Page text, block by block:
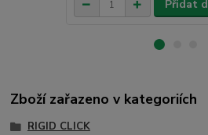
Přidat
Zboží zařazeno v kategoriích
RIGID CLICK